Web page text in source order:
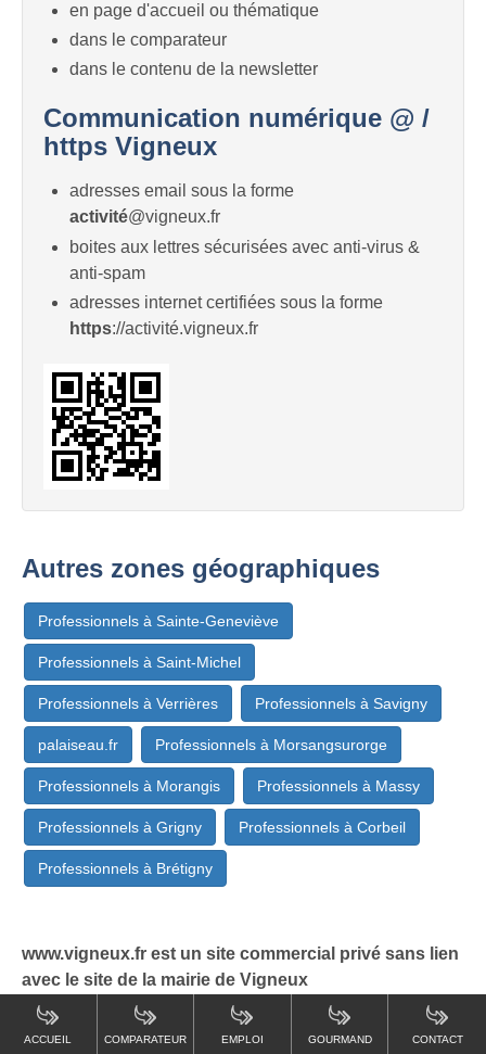
ACCUEIL COMPARATEUR EMPLOI GOURMAND CONTACT
en page d'accueil ou thématique
dans le comparateur
dans le contenu de la newsletter
Communication numérique @ /
https Vigneux
adresses email sous la forme
activité@vigneux.fr
boites aux lettres sécurisées avec anti-virus &
anti-spam
adresses internet certifiées sous la forme
https://activité.vigneux.fr
Autres zones géographiques
Professionnels à Sainte-Geneviève
Professionnels à Saint-Michel
Professionnels à Verrières Professionnels à Savigny
palaiseau.fr Professionnels à Morsangsurorge
Professionnels à Morangis Professionnels à Massy
Professionnels à Grigny Professionnels à Corbeil
Professionnels à Brétigny
www.vigneux.fr est un site commercial privé sans lien
avec le site de la mairie de Vigneux